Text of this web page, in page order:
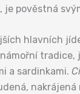
je pověstná
hlavních
tradice,
a sardinkami.